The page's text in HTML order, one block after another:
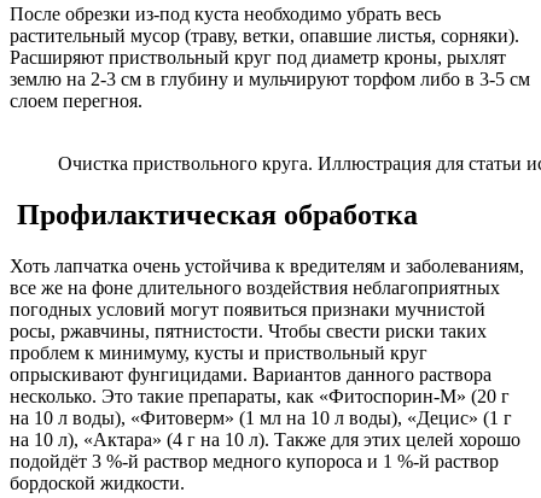
После обрезки из-под куста необходимо убрать весь
растительный мусор (траву, ветки, опавшие листья, сорняки).
Расширяют приствольный круг под диаметр кроны, рыхлят
землю на 2-3 см в глубину и мульчируют торфом либо в 3-5 см
слоем перегноя.
Очистка приствольного круга. Иллюстрация для статьи
Профилактическая обработка
Хоть лапчатка очень устойчива к вредителям и заболеваниям,
все же на фоне длительного воздействия неблагоприятных
погодных условий могут появиться признаки мучнистой
росы, ржавчины, пятнистости. Чтобы свести риски таких
проблем к минимуму, кусты и приствольный круг
опрыскивают фунгицидами. Вариантов данного раствора
несколько. Это такие препараты, как «Фитоспорин-М» (20 г
на 10 л воды), «Фитоверм» (1 мл на 10 л воды), «Децис» (1 г
на 10 л), «Актара» (4 г на 10 л). Также для этих целей хорошо
подойдёт 3 %-й раствор медного купороса и 1 %-й раствор
бордоской жидкости.